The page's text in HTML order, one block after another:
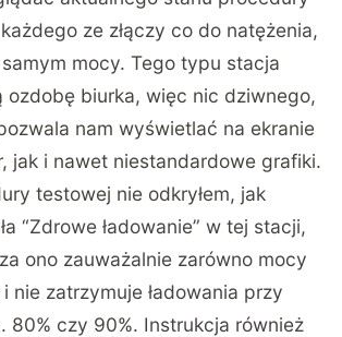
ze złączy co do natężenia,
mocy. Tego typu stacja
ozdobę biurka, więc nic dziwnego,
nam wyświetlać na ekranie
jak i nawet niestandardowe grafiki.
testowej nie odkryłem, jak
“Zdrowe ładowanie” w tej stacji,
ono zauważalnie zarówno mocy
i nie zatrzymuje ładowania przy
80% czy 90%. Instrukcja również